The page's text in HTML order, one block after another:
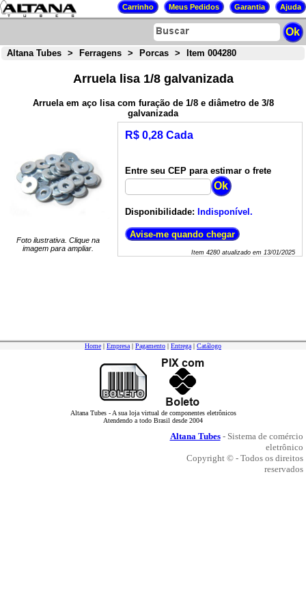
Altana Tubes > Ferragens > Porcas > Item 004280
Arruela lisa 1/8 galvanizada
Arruela em aço lisa com furação de 1/8 e diâmetro de 3/8
galvanizada
Foto ilustrativa. Clique na
imagem para ampliar.
R$ 0,28 Cada
Entre seu CEP para estimar o frete
Disponibilidade: Indisponível.
Item 4280atualizado em 13/01/2025
Home | Empresa | Pagamento | Entrega | Catálogo
Altana Tubes - A sua loja virtual de componentes eletrônicos
Atendendo a todo Brasil desde 2004
Altana Tubes- Sistema de comércio
eletrônico
Copyright © - Todos os direitos
reservados